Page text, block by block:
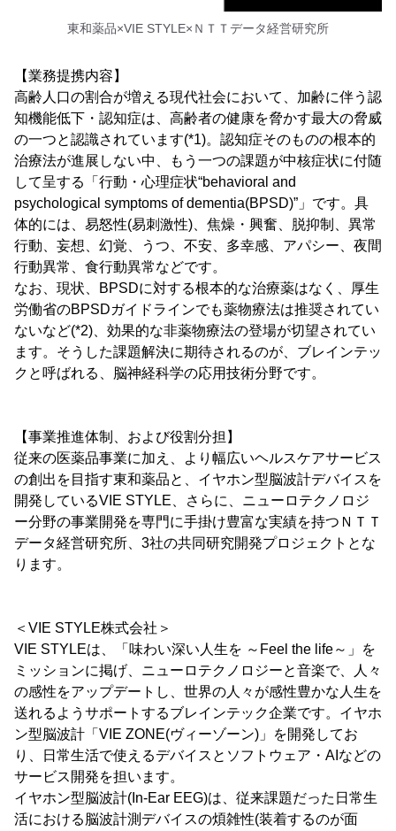
東和薬品×VIE STYLE×ＮＴＴデータ経営研究所
【業務提携内容】
高齢人口の割合が増える現代社会において、加齢に伴う認
知機能低下・認知症は、高齢者の健康を脅かす最大の脅威
の一つと認識されています(*1)。認知症そのものの根本的
治療法が進展しない中、もう一つの課題が中核症状に付随
して呈する「行動・心理症状“behavioral and
psychological symptoms of dementia(BPSD)”」です。具
体的には、易怒性(易刺激性)、焦燥・興奮、脱抑制、異常
行動、妄想、幻覚、うつ、不安、多幸感、アパシー、夜間
行動異常、食行動異常などです。
なお、現状、BPSDに対する根本的な治療薬はなく、厚生
労働省のBPSDガイドラインでも薬物療法は推奨されてい
ないなど(*2)、効果的な非薬物療法の登場が切望されてい
ます。そうした課題解決に期待されるのが、ブレインテッ
クと呼ばれる、脳神経科学の応用技術分野です。
【事業推進体制、および役割分担】
従来の医薬品事業に加え、より幅広いヘルスケアサービス
の創出を目指す東和薬品と、イヤホン型脳波計デバイスを
開発しているVIE STYLE、さらに、ニューロテクノロジ
ー分野の事業開発を専門に手掛け豊富な実績を持つＮＴＴ
データ経営研究所、3社の共同研究開発プロジェクトとな
ります。
＜VIE STYLE株式会社＞
VIE STYLEは、「味わい深い人生を ～Feel the life～」を
ミッションに掲げ、ニューロテクノロジーと音楽で、人々
の感性をアップデートし、世界の人々が感性豊かな人生を
送れるようサポートするブレインテック企業です。イヤホ
ン型脳波計「VIE ZONE(ヴィーゾーン)」を開発してお
り、日常生活で使えるデバイスとソフトウェア・AIなどの
サービス開発を担います。
イヤホン型脳波計(In-Ear EEG)は、従来課題だった日常生
活における脳波計測デバイスの煩雑性(装着するのが面